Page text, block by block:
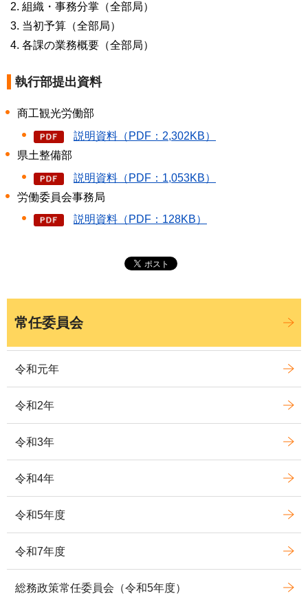
組織・事務分掌（全部局）
当初予算（全部局）
各課の業務概要（全部局）
執行部提出資料
商工観光労働部
説明資料（PDF：2,302KB）
県土整備部
説明資料（PDF：1,053KB）
労働委員会事務局
説明資料（PDF：128KB）
常任委員会
令和元年
令和2年
令和3年
令和4年
令和5年度
令和7年度
総務政策常任委員会（令和5年度）